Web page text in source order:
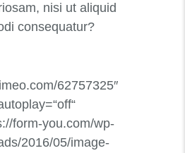
nisi ut aliquid
consequatur?
62757325″
form-you.com/wp-
2016/05/image-